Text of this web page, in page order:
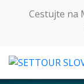
Cestujte na